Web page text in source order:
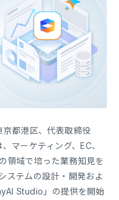
都港区、代表取締役
マーケティング、EC、
領域で培った業務知見を
ステムの設計・開発およ
Studio」の提供を開始